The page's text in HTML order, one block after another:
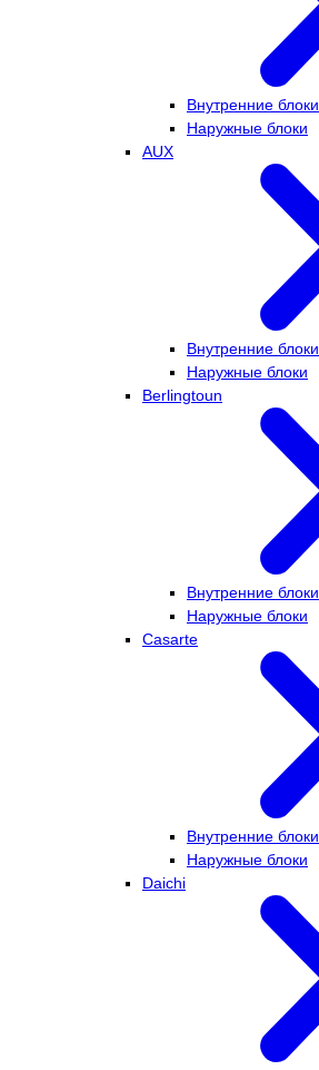
Внутренние блоки
Наружные блоки
AUX
Внутренние блоки
Наружные блоки
Berlingtoun
Внутренние блоки
Наружные блоки
Casarte
Внутренние блоки
Наружные блоки
Daichi